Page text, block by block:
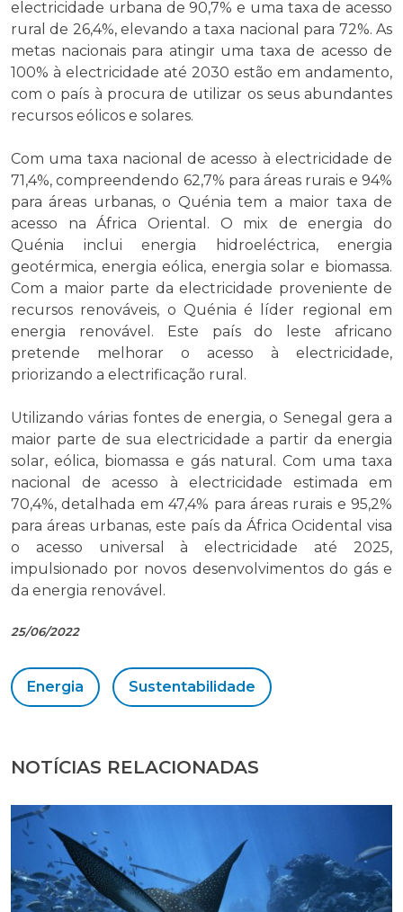
electricidade urbana de 90,7% e uma taxa de acesso
rural de 26,4%, elevando a taxa nacional para 72%. As
metas nacionais para atingir uma taxa de acesso de
100% à electricidade até 2030 estão em andamento,
com o país à procura de utilizar os seus abundantes
recursos eólicos e solares.
Com uma taxa nacional de acesso à electricidade de
71,4%, compreendendo 62,7% para áreas rurais e 94%
para áreas urbanas, o Quénia tem a maior taxa de
acesso na África Oriental. O mix de energia do
Quénia inclui energia hidroeléctrica, energia
geotérmica, energia eólica, energia solar e biomassa.
Com a maior parte da electricidade proveniente de
recursos renováveis, o Quénia é líder regional em
energia renovável. Este país do leste africano
pretende melhorar o acesso à electricidade,
priorizando a electrificação rural.
Utilizando várias fontes de energia, o Senegal gera a
maior parte de sua electricidade a partir da energia
solar, eólica, biomassa e gás natural. Com uma taxa
nacional de acesso à electricidade estimada em
70,4%, detalhada em 47,4% para áreas rurais e 95,2%
para áreas urbanas, este país da África Ocidental visa
o acesso universal à electricidade até 2025,
impulsionado por novos desenvolvimentos do gás e
da energia renovável.
25/06/2022
Energia Sustentabilidade
NOTÍCIAS RELACIONADAS